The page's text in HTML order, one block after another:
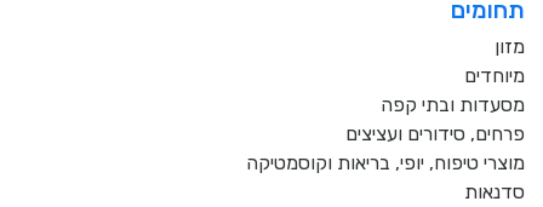
תחומים
מזון
מיוחדים
מסעדות ובתי קפה
פרחים, סידורים ועציצים
מוצרי טיפוח, יופי, בריאות וקוסמטיקה
סדנאות